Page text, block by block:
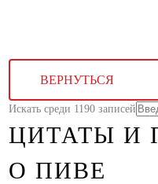
ВЕРНУТЬСЯ
Искать среди 1190 записей
ЦИТАТЫ И
О ПИВЕ